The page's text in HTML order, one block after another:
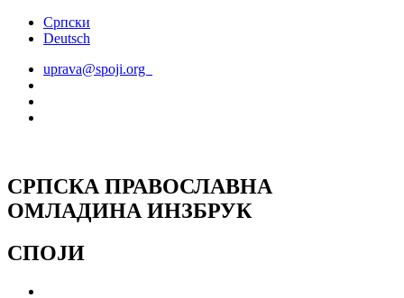
СкочитеСрпски
Deutsch
uprava@spoji.org
СРПСКА ПРАВОСЛАВНА
ОМЛАДИНА ИНЗБРУК
СПОЈИ